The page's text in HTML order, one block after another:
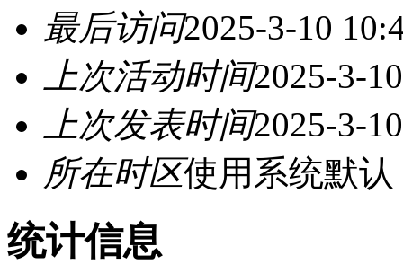
最后访问2025-3-10
上次活动时间2025-3-
上次发表时间2025-3-
所在时区使用系统默认
统计信息